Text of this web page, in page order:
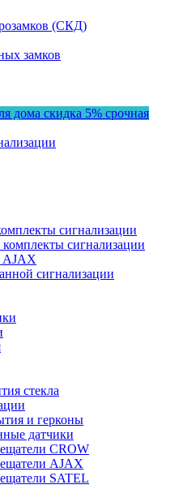
(СКД)
замков
дома скидка 5% срочная
сигнализации
сигнализации
AJAX
сигнализации
стекла
и герконы
датчики
CROW
AJAX
SATEL